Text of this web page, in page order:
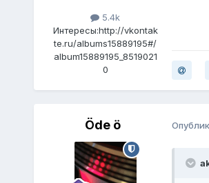
5.4k
Интересы:http://vkontak
te.ru/albums15889195#/
album15889195_8519021
0
Öde ö